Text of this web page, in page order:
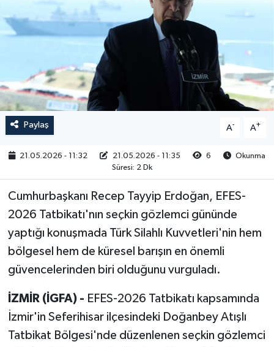
Paylaş A- A+
21.05.2026 - 11:32 21.05.2026 - 11:35 6
Okunma
Süresi: 2 Dk
Cumhurbaşkanı Recep Tayyip Erdoğan, EFES-
2026 Tatbikatı'nın seçkin gözlemci gününde
yaptığı konuşmada Türk Silahlı Kuvvetleri'nin hem
bölgesel hem de küresel barışın en önemli
güvencelerinden biri olduğunu vurguladı.
İZMİR (İGFA) - EFES-2026 Tatbikatı kapsamında
İzmir'in Seferihisar ilçesindeki Doğanbey Atışlı
Tatbikat Bölgesi'nde düzenlenen seçkin gözlemci
RESMİ İLAN